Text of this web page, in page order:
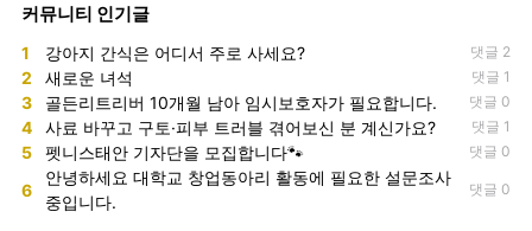
커뮤니티 인기글
1 강아지 간식은 어디서 주로 사세요? 댓글 2
2 새로운 녀석 댓글 1
3 골든리트리버 10개월 남아 임시보호자가 필요합니다. 댓글 0
4 사료 바꾸고 구토·피부 트러블 겪어보신 분 계신가요? 댓글 1
5 펫니스태안 기자단을 모집합니다🐾 댓글 0
6
안녕하세요 대학교 창업동아리 활동에 필요한 설문조사
중입니다.
댓글 0